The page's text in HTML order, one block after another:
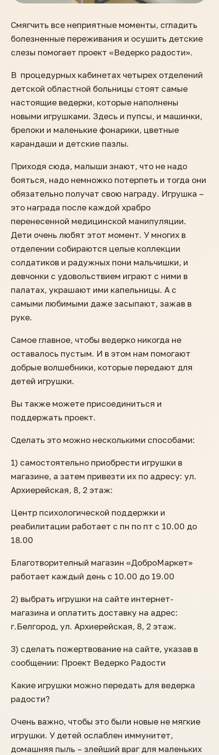
Смягчить все неприятные моменты, сгладить
болезненные переживания и осушить детские
слезы помогает проект «Ведерко радости».
В процедурных кабинетах четырех отделений
детской областной больницы стоят самые
настоящие ведерки, которые наполнены
новыми игрушками. Здесь и пупсы, и машинки,
брелоки и маленькие фонарики, цветные
карандаши и детские пазлы.
Приходя сюда, малыши знают, что не надо
бояться, надо немножко потерпеть и тогда они
обязательно получат свою награду. Игрушка –
это награда после каждой храбро
перенесенной медицинской манипуляции.
Дети очень любят этот момент. У многих в
отделении собираются целые коллекции
солдатиков и радужных пони мальчишки, и
девчонки с удовольствием играют с ними в
палатах, украшают ими капельницы. А с
самыми любимыми даже засыпают, зажав в
руке.
Самое главное, чтобы ведерко никогда не
оставалось пустым. И в этом нам помогают
добрые волшебники, которые передают для
детей игрушки.
Вы также можете присоединиться и
поддержать проект.
Сделать это можно несколькими способами:
1) самостоятельно приобрести игрушки в
магазине, а затем привезти их по адресу: ул.
Архиерейская, 8, 2 этаж:
Центр психологической поддержки и
реабилитации работает с пн по пт с 10.00 до
18.00
Благотворителный магазин «ДоброМаркет»
работает каждый день с 10.00 до 19.00
2) выбрать игрушки на сайте интернет-
магазина и оплатить доставку на адрес:
г.Белгород, ул. Архиерейская, 8, 2 этаж.
3) сделать пожертвование на сайте, указав в
сообщении: Проект Ведерко Радости
Какие игрушки можно передать для ведерка
радости?
Очень важно, чтобы это были новые не мягкие
игрушки. У детей ослаблен иммунитет,
домашняя пыль – злейший враг для маленьких